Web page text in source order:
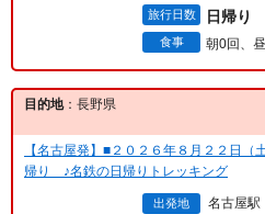
旅行日数 日帰り
食事 朝0回、
目的地：長野県
【名古屋発】■２０２６年８月２２日（
帰り ♪名鉄の日帰りトレッキング
出発地 名古屋駅